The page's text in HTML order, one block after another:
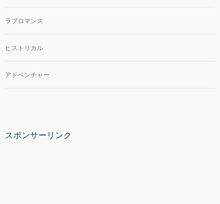
ラブロマンス
ヒストリカル
アドベンチャー
スポンサーリンク